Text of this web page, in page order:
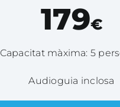
179€
Capacitat màxima: 5
Audioguia inclosa